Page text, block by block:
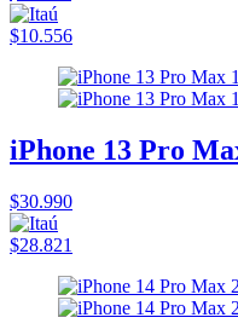
$10.556
iPhone 13 Pro
$30.990
$28.821